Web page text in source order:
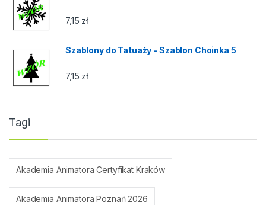
7,15 zł
Szablony do Tatuaży - Szablon Choinka 5
7,15 zł
Tagi
Akademia Animatora Certyfikat Kraków
Akademia Animatora Poznań 2026